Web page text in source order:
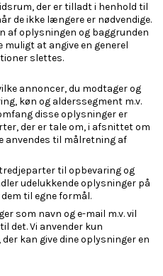
der er tilladt i henhold til
de ikke længere er nødvendige.
af oplysningen og baggrunden
muligt at angive en generel
slettes.
annoncer, du modtager og
køn og alderssegment m.v.
disse oplysninger er
der er tale om, i afsnittet om
anvendes til målretning af
til opbevaring og
udelukkende oplysninger på
til egne formål.
som navn og e-mail m.v. vil
det. Vi anvender kun
kan give dine oplysninger en